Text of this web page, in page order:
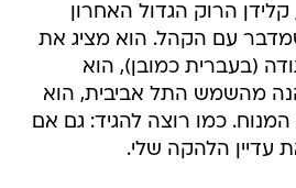
קלידן הרוק הגדול האחרון 
עם הקהל. הוא מציג את
(בעברית כמובן), הוא
מהשמש התל אביבית, הוא
כמו רוצה להגיד: גם אם
עדיין הלהקה שלי.